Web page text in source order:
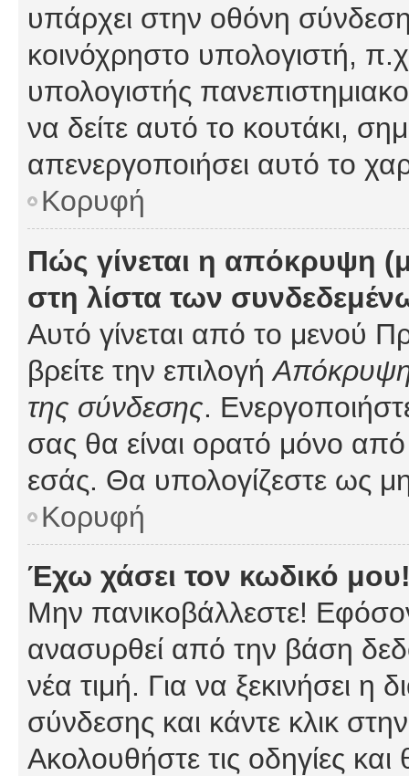
υπάρχει στην οθόνη
κοινόχρηστο υπολογιστή,
υπολογιστής
να δείτε αυτό το κουτάκι,
απενεργοποιήσει αυτό το
Κορυφή
Πώς γίνεται η απόκρυψη
στη λίστα των
Αυτό γίνεται από το μενού
βρείτε την επιλογήΑπόκρυψη
της σύνδεσης.
σας θα είναι ορατό μόνο από
εσάς. Θα υπολογίζεστε ως
Κορυφή
Έχω χάσει τον κωδικό
Μην πανικοβάλλεστε!
ανασυρθεί από την βάση
νέα τιμή. Για να ξεκινήσει η
σύνδεσης και κάντε κλικ
Ακολουθήστε τις οδηγίες